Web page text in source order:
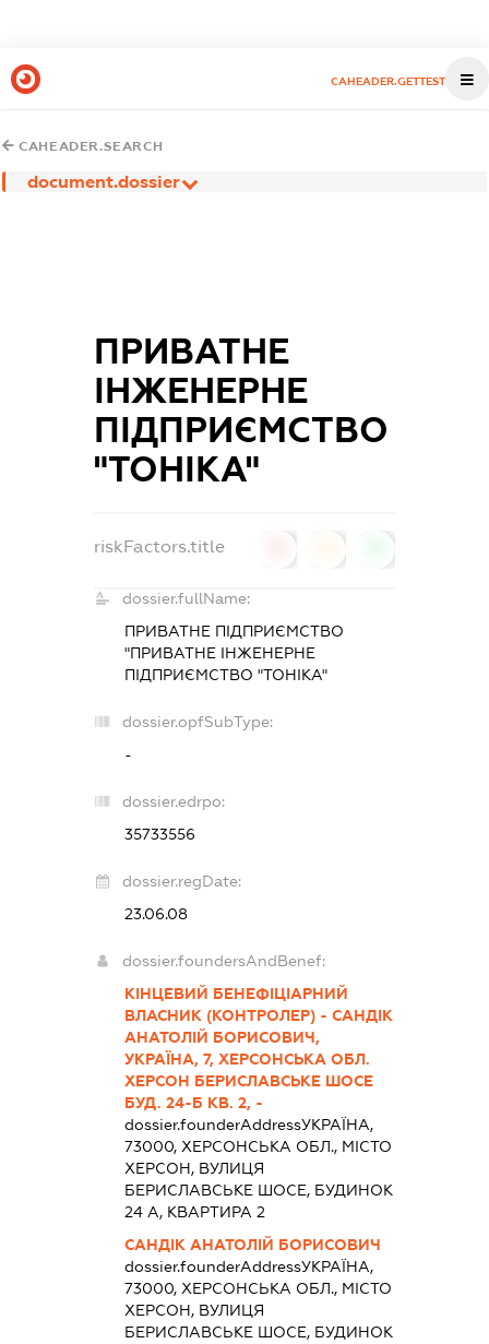
CAHEADER.GETTEST
CAHEADER.SEARCH
document.dossier
ПРИВАТНЕ
ІНЖЕНЕРНЕ
ПІДПРИЄМСТВО
"ТОНІКА"
riskFactors.title
dossier.fullName:
ПРИВАТНЕ ПІДПРИЄМСТВО
"ПРИВАТНЕ ІНЖЕНЕРНЕ
ПІДПРИЄМСТВО "ТОНІКА"
dossier.opfSubType:
-
dossier.edrpo:
35733556
dossier.regDate:
23.06.08
dossier.foundersAndBenef:
КІНЦЕВИЙ БЕНЕФІЦІАРНИЙ
ВЛАСНИК (КОНТРОЛЕР) - САНДІК
АНАТОЛІЙ БОРИСОВИЧ,
УКРАЇНА, 7, ХЕРСОНСЬКА ОБЛ.
ХЕРСОН БЕРИСЛАВСЬКЕ ШОСЕ
БУД. 24-Б КВ. 2, -
dossier.founderAddressУКРАЇНА,
73000, ХЕРСОНСЬКА ОБЛ., МІСТО
ХЕРСОН, ВУЛИЦЯ
БЕРИСЛАВСЬКЕ ШОСЕ, БУДИНОК
24 А, КВАРТИРА 2
САНДІК АНАТОЛІЙ БОРИСОВИЧ
dossier.founderAddressУКРАЇНА,
73000, ХЕРСОНСЬКА ОБЛ., МІСТО
ХЕРСОН, ВУЛИЦЯ
БЕРИСЛАВСЬКЕ ШОСЕ, БУДИНОК